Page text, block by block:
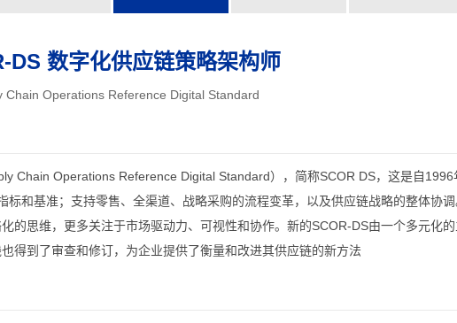
DS 数字化供应链策略架构师
Chain Operations Reference Digital Standard
Chain Operations Reference Digital Standard），简称SCOR DS，这是自1996
和基准；支持零售、全渠道、战略采购的流程变革，以及供应链战略的整体协
思维，更多关注于市场驱动力、可视性和协作。新的SCOR-DS由一个多元化的
得到了审查和修订，为企业提供了衡量和改进其供应链的新方法